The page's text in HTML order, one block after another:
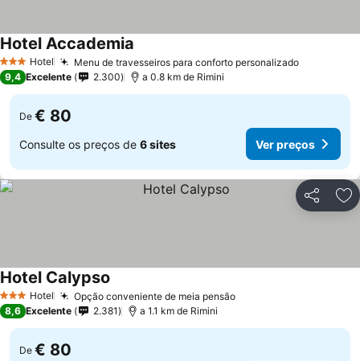
3 EstrelasHotel Menu de travesseiros para conforto personalizado
Hotel Accademia
9,4 Excelente 2.300 a 0.8 km de Rimini
De € 80
Consulte os preços de 6 sites Ver preços
Partilhar
3 EstrelasHotel Opção conveniente de meia pensão
Hotel Calypso
8,6 Excelente 2.381 a 1.1 km de Rimini
De € 80